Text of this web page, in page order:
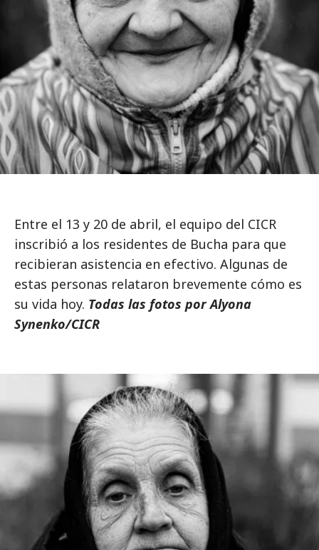
Entre el 13 y 20 de abril, el equipo del CICR
inscribió a los residentes de Bucha para que
recibieran asistencia en efectivo. Algunas de
estas personas relataron brevemente cómo es
su vida hoy. Todas las fotos por Alyona
Synenko/CICR